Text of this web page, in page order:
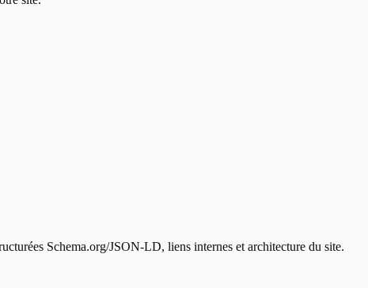
Schema.org/JSON-LD, liens internes et architecture du site.